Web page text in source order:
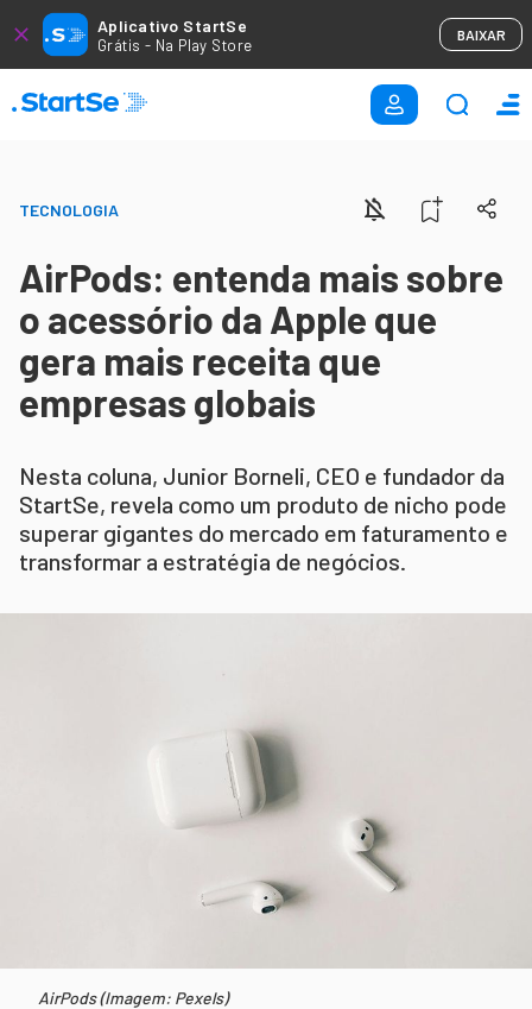
Aplicativo StartSe
Grátis - Na Play Store
BAIXAR
TECNOLOGIA
AirPods: entenda mais sobre
o acessório da Apple que
gera mais receita que
empresas globais
Nesta coluna, Junior Borneli, CEO e fundador da
StartSe, revela como um produto de nicho pode
superar gigantes do mercado em faturamento e
transformar a estratégia de negócios.
AirPods (Imagem: Pexels)